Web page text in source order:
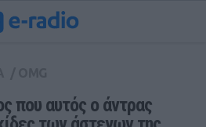
που αυτός ο άντρας